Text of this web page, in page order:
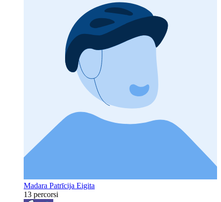
Madara Patrīcija Eigita
13 percorsi